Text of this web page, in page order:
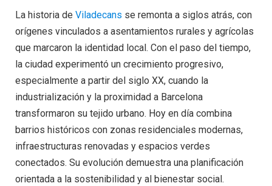
La historia de Viladecans se remonta a siglos atrás, con
orígenes vinculados a asentamientos rurales y agrícolas
que marcaron la identidad local. Con el paso del tiempo,
la ciudad experimentó un crecimiento progresivo,
especialmente a partir del siglo XX, cuando la
industrialización y la proximidad a Barcelona
transformaron su tejido urbano. Hoy en día combina
barrios históricos con zonas residenciales modernas,
infraestructuras renovadas y espacios verdes
conectados. Su evolución demuestra una planificación
orientada a la sostenibilidad y al bienestar social.